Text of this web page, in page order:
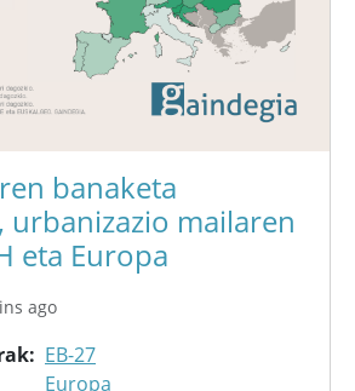
banaketa
urbanizazio mailaren
eta Europa
ago
EB-27
Europa